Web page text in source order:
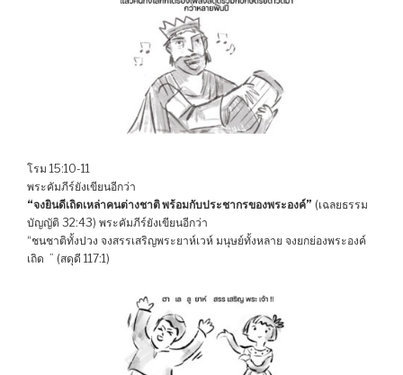
โรม 15:10-11
พระคัมภีร์ยังเขียนอีกว่า
“จงยินดีเถิดเหล่าคนต่างชาติ พร้อมกับประชากรของพระองค์” (เฉลยธรรม
บัญญัติ 32:43) พระคัมภีร์ยังเขียนอีกว่า
“ชนชาติทั้งปวง จงสรรเสริญพระยาห์เวห์ มนุษย์ทั้งหลาย จงยกย่องพระองค์
เถิด ” (สดุดี 117:1)